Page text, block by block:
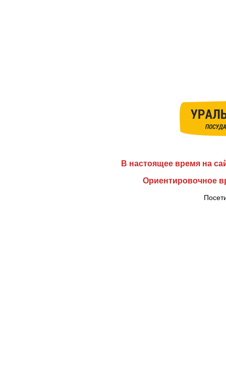
В настоящее время на
Ориентировочное